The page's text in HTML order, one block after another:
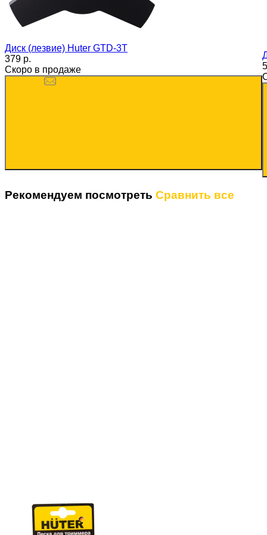
Диск (лезвие) Huter GTD-3T
379 p.
Скоро в продаже
Рекомендуем посмотреть Сравнить все